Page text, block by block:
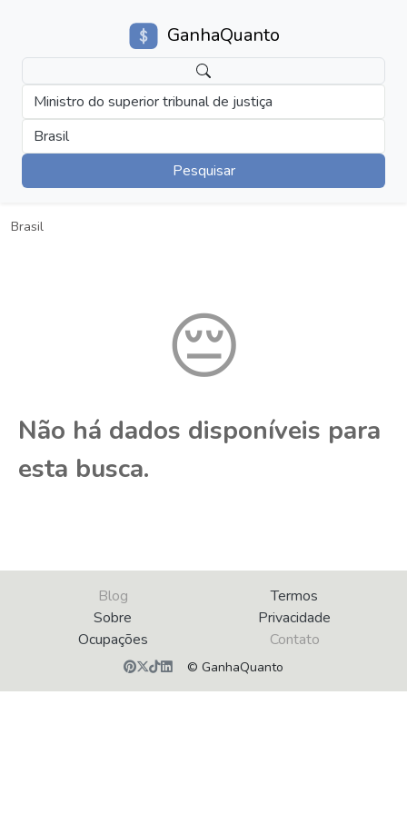
GanhaQuanto
Ministro do superior tribunal de justiça
Brasil
Pesquisar
Brasil
😔
Não há dados disponíveis para
esta busca.
© GanhaQuanto
Blog
Sobre
Ocupações
Termos
Privacidade
Contato